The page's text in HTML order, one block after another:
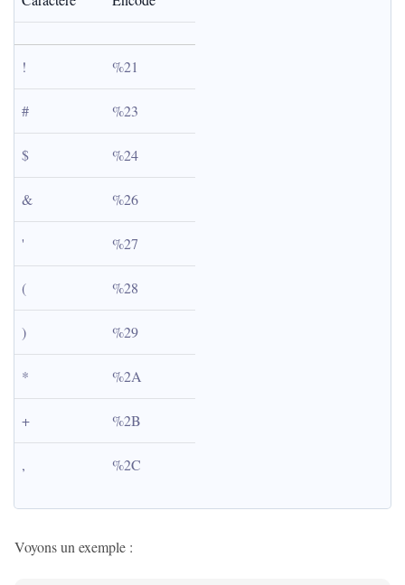
! %21
# %23
$ %24
& %26
' %27
( %28
) %29
* %2A
+ %2B
, %2C
Voyons un exemple :